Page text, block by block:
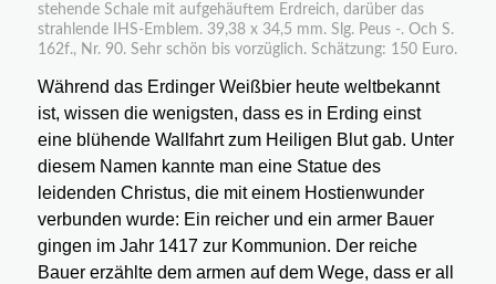
stehende Schale mit aufgehäuftem Erdreich, darüber das
strahlende IHS-Emblem. 39,38 x 34,5 mm. Slg. Peus -. Och S.
162f., Nr. 90. Sehr schön bis vorzüglich. Schätzung: 150 Euro.
Während das Erdinger Weißbier heute weltbekannt
ist, wissen die wenigsten, dass es in Erding einst
eine blühende Wallfahrt zum Heiligen Blut gab. Unter
diesem Namen kannte man eine Statue des
leidenden Christus, die mit einem Hostienwunder
verbunden wurde: Ein reicher und ein armer Bauer
gingen im Jahr 1417 zur Kommunion. Der reiche
Bauer erzählte dem armen auf dem Wege, dass er all